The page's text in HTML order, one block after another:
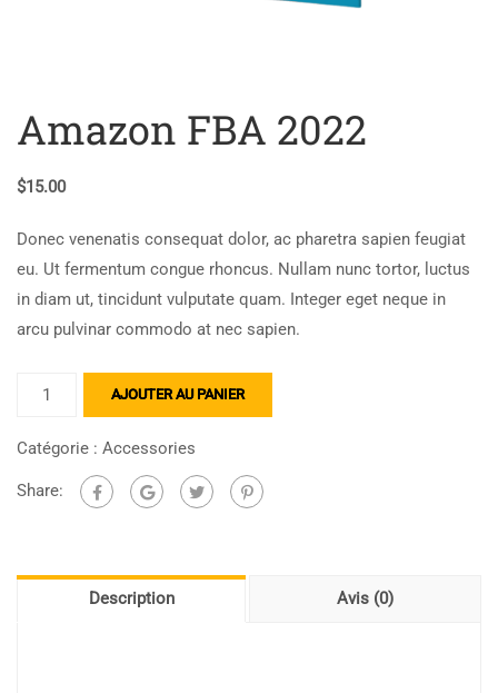
Amazon FBA 2022
$15.00
Donec venenatis consequat dolor, ac pharetra sapien feugiat
eu. Ut fermentum congue rhoncus. Nullam nunc tortor, luctus
in diam ut, tincidunt vulputate quam. Integer eget neque in
arcu pulvinar commodo at nec sapien.
AJOUTER AU PANIER
Catégorie : Accessories
Share:
Description Avis (0)